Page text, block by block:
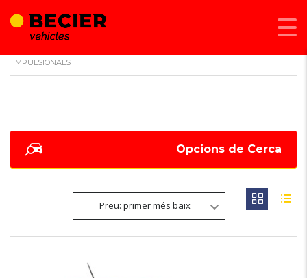
IMPULSIONALS
Opcions de Cerca
Preu: primer més baix